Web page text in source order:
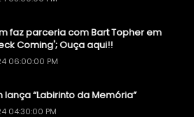
faz parceria com Bart Topher em
Coming'; Ouça aqui!!
06:00:00 PM
lança “Labirinto da Memória”
04:30:00 PM